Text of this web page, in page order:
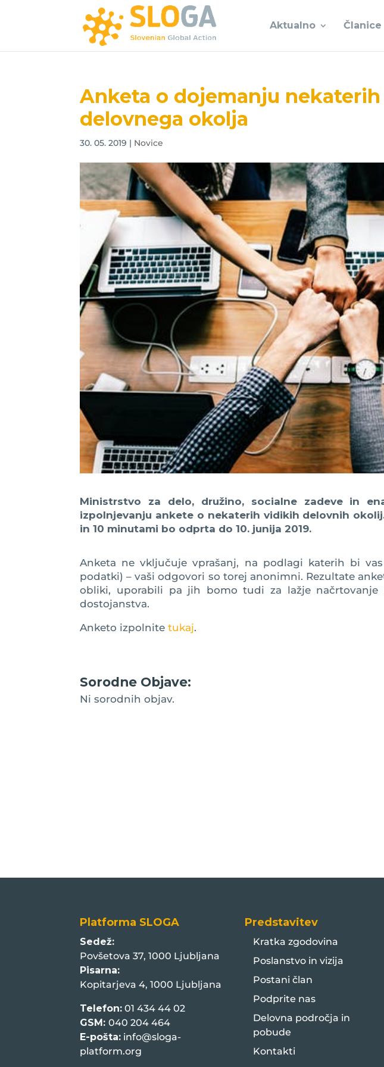
Aktualno Članice
Anketa o dojemanju
delovnega okolja
30. 05. 2019 | Novice
Ministrstvo za delo, družino, socialne zadeve in
izpolnjevanju ankete o nekaterih vidikih delovnih
in 10 minutami bo odprta do 10. junija 2019.
Anketa ne vključuje vprašanj, na podlagi katerih bi
podatki) – vaši odgovori so torej anonimni. Rezultate
obliki, uporabili pa jih bomo tudi za lažje načrtovanje
dostojanstva.
Anketo izpolnitetukaj.
Sorodne Objave:
Ni sorodnih objav.
Platforma SLOGA
Sedež:
Povšetova 37, 1000 Ljubljana
Pisarna:
Kopitarjeva 4, 1000 Ljubljana
Telefon: 01 434 44 02
GSM:040 204 464
E-pošta: info@sloga-
platform.org
Predstavitev
Kratka zgodovina
Poslanstvo in vizija
Postani član
Podprite nas
Delovna področja in
pobude
Kontakti